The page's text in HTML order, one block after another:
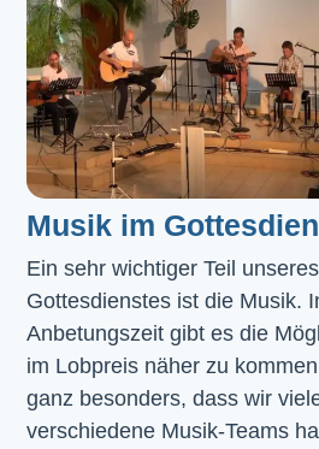
Musik im
Ein sehr wichtiger Teil unseres
Gottesdienstes ist die Musik.
Anbetungszeit gibt es die
im Lobpreis näher zu
ganz besonders, dass wir
verschiedene Musik-Teams